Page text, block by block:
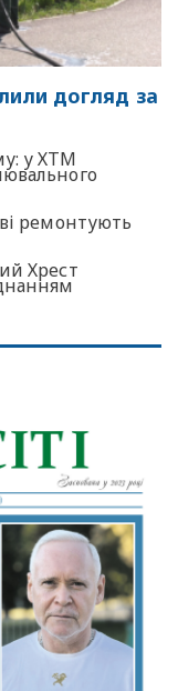
догляд за
у ХТМ
ремонтують
Хрест